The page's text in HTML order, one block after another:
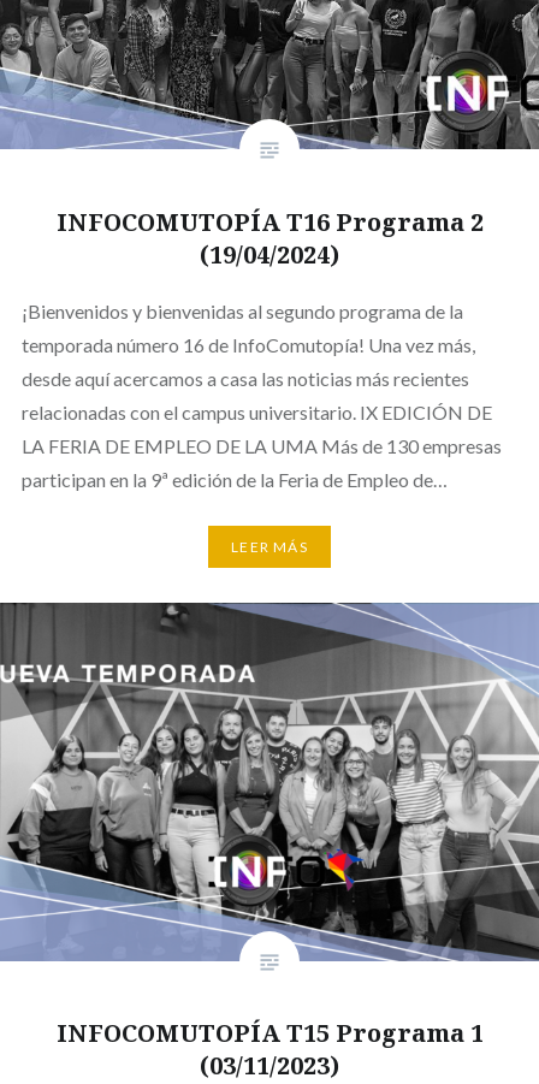
INFOCOMUTOPÍA T16 Programa 2
(19/04/2024)
¡Bienvenidos y bienvenidas al segundo programa de la
temporada número 16 de InfoComutopía! Una vez más,
desde aquí acercamos a casa las noticias más recientes
relacionadas con el campus universitario. IX EDICIÓN DE
LA FERIA DE EMPLEO DE LA UMA Más de 130 empresas
participan en la 9ª edición de la Feria de Empleo de…
LEER MÁS
INFOCOMUTOPÍA T15 Programa 1
(03/11/2023)